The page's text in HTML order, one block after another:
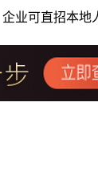
业可直招本